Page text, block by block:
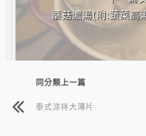
蘑菇濃湯(附:蔬菜高
同分類上一篇
泰式涼拌大薄片